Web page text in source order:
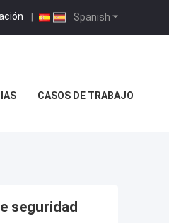
Spanish
|
CASOS DE TRABAJO
seguridad